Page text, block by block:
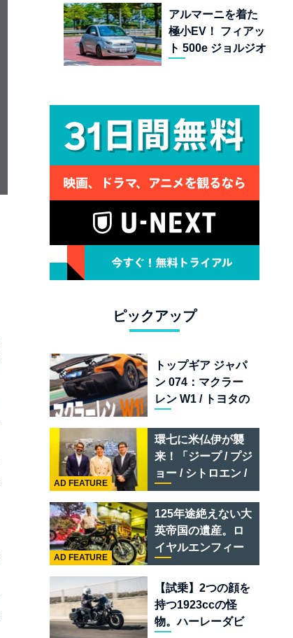
ーが証明する純内
燃機関オープンカ
ーの至福
アルマーニを着た
極小EV！ フィアッ
ト 500e ジョルジオ
ピックアップ
トップギア ジャパ
ン 074：マクラー
レン W1 / トヨタの
ー戦略 /フェラーリ
849 テスタロッサ /
テメラリオ /ベント
レー スーパースポ
ーツ
環七に米仏伊が襲
来！「ジープ / プジ
ョー / シトロエン /
フィアット / アバル
ト足立」はクルマ
のセレクトショッ
プである
AD FEATURE
125年途絶えない大
英帝国の遺産。ロ
イヤルエンフィー
ルド責任者に訊
く、新型
「BULLET 650」
と“時間の質”を愛
する理由
AD FEATURE
【試乗】2つの顔を
持つ1923ccの怪
物。ハーレーダビ